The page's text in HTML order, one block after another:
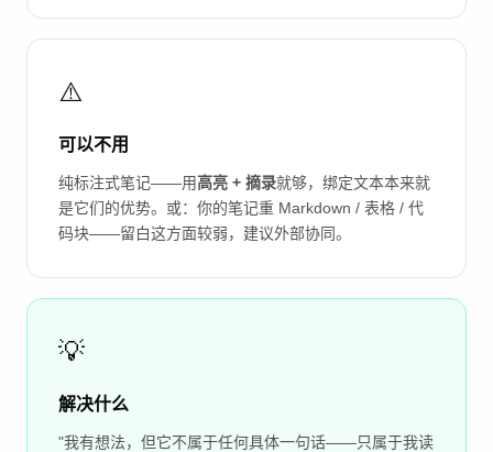
⚠️
可以不用
纯标注式笔记——用高亮 + 摘录就够，绑定文本本来就
是它们的优势。或：你的笔记重 Markdown / 表格 / 代
码块——留白这方面较弱，建议外部协同。
💡
解决什么
"我有想法，但它不属于任何具体一句话——只属于我读